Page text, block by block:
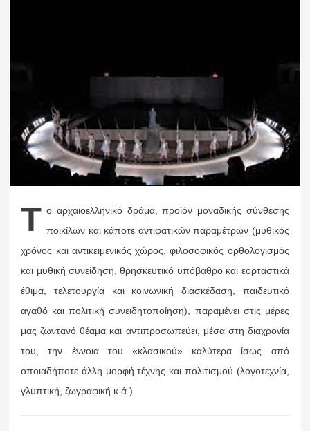
Τ ο αρχαιοελληνικό δράμα, προϊόν μοναδικής σύνθεσης
ποικίλων και κάποτε αντιφατικών παραμέτρων (μυθικός
χρόνος και αντικειμενικός χώρος, φιλοσοφικός ορθολογισμός
και μυθική συνείδηση, θρησκευτικό υπόβαθρο και εορταστικά
έθιμα, τελετουργία και κοινωνική διασκέδαση, παιδευτικό
αγαθό και πολιτική συνειδητοποίηση), παραμένει στις μέρες
μας ζωντανό θέαμα και αντιπροσωπεύει, μέσα στη διαχρονία
του, την έννοια του «κλασικού» καλύτερα ίσως από
οποιαδήποτε άλλη μορφή τέχνης και πολιτισμού (λογοτεχνία,
γλυπτική, ζωγραφική κ.ά.).